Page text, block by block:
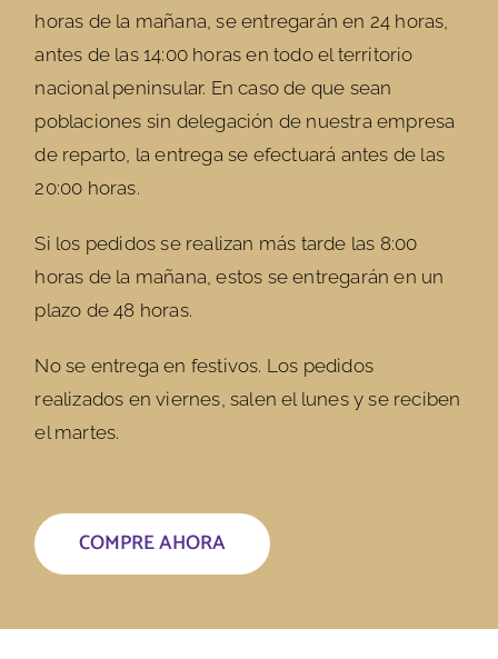
horas de la mañana, se entregarán en 24 horas,
antes de las 14:00 horas en todo el territorio
nacional peninsular. En caso de que sean
poblaciones sin delegación de nuestra empresa
de reparto, la entrega se efectuará antes de las
20:00 horas.
Si los pedidos se realizan más tarde las 8:00
horas de la mañana, estos se entregarán en un
plazo de 48 horas.
No se entrega en festivos. Los pedidos
realizados en viernes, salen el lunes y se reciben
el martes.
COMPRE AHORA